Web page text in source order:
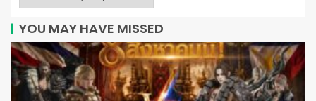
YOU MAY HAVE MISSED